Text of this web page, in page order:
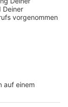
helfen
zu starten.
ein